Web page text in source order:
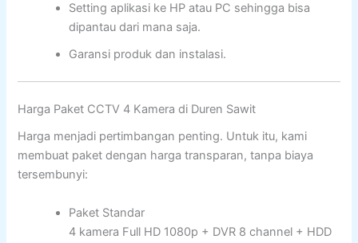
Setting aplikasi ke HP atau PC sehingga bisa
dipantau dari mana saja.
Garansi produk dan instalasi.
Harga Paket CCTV 4 Kamera di Duren Sawit
Harga menjadi pertimbangan penting. Untuk itu, kami
membuat paket dengan harga transparan, tanpa biaya
tersembunyi:
Paket Standar
4 kamera Full HD 1080p + DVR 8 channel + HDD